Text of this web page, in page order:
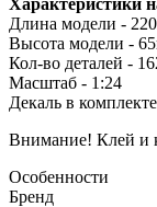
Длина модели -
Высота модели -
Кол-во деталей -
Масштаб - 1:24
Декаль в
Внимание! Клей и
Особенности
Бренд